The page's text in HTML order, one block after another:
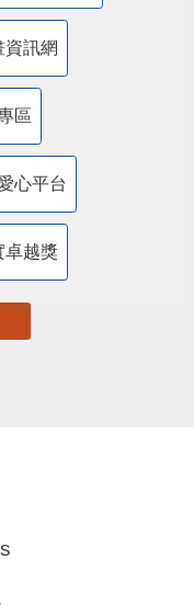
資訊網
區
心平台
卓越獎